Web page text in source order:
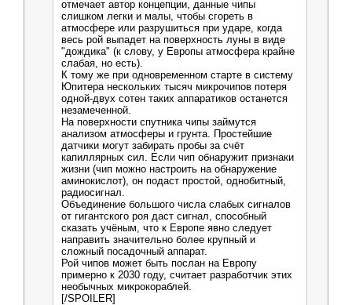
отмечает автор концепции, данные чипы
слишком легки и малы, чтобы сгореть в
атмосфере или разрушиться при ударе, когда
весь рой выпадет на поверхность луны в виде
"дождика" (к слову, у Европы атмосфера крайне
слабая, но есть).
К тому же при одновременном старте в систему
Юпитера нескольких тысяч микрочипов потеря
одной-двух сотен таких аппаратиков останется
незамеченной.
На поверхности спутника чипы займутся
анализом атмосферы и грунта. Простейшие
датчики могут забирать пробы за счёт
капиллярных сил. Если чип обнаружит признаки
жизни (чип можно настроить на обнаружение
аминокислот), он подаст простой, однобитный,
радиосигнал.
Объединение большого числа слабых сигналов
от гигантского роя даст сигнал, способный
сказать учёным, что к Европе явно следует
направить значительно более крупный и
сложный посадочный аппарат.
Рой чипов может быть послан на Европу
примерно к 2030 году, считает разработчик этих
необычных микрокораблей.
[/SPOILER]